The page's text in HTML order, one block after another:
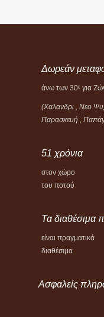
Δωρεάν
άνω των 30ε για
(Χαλανδρι , Νεο
Παρασκευή ,
51 χρόνια
στον χώρο
του ποτού
Τα διαθέσιμα
είναι πραγματικά
διαθέσιμα
Ασφαλείς